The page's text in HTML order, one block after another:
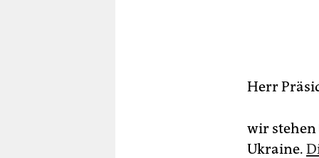
Herr
wir stehen
Ukraine.